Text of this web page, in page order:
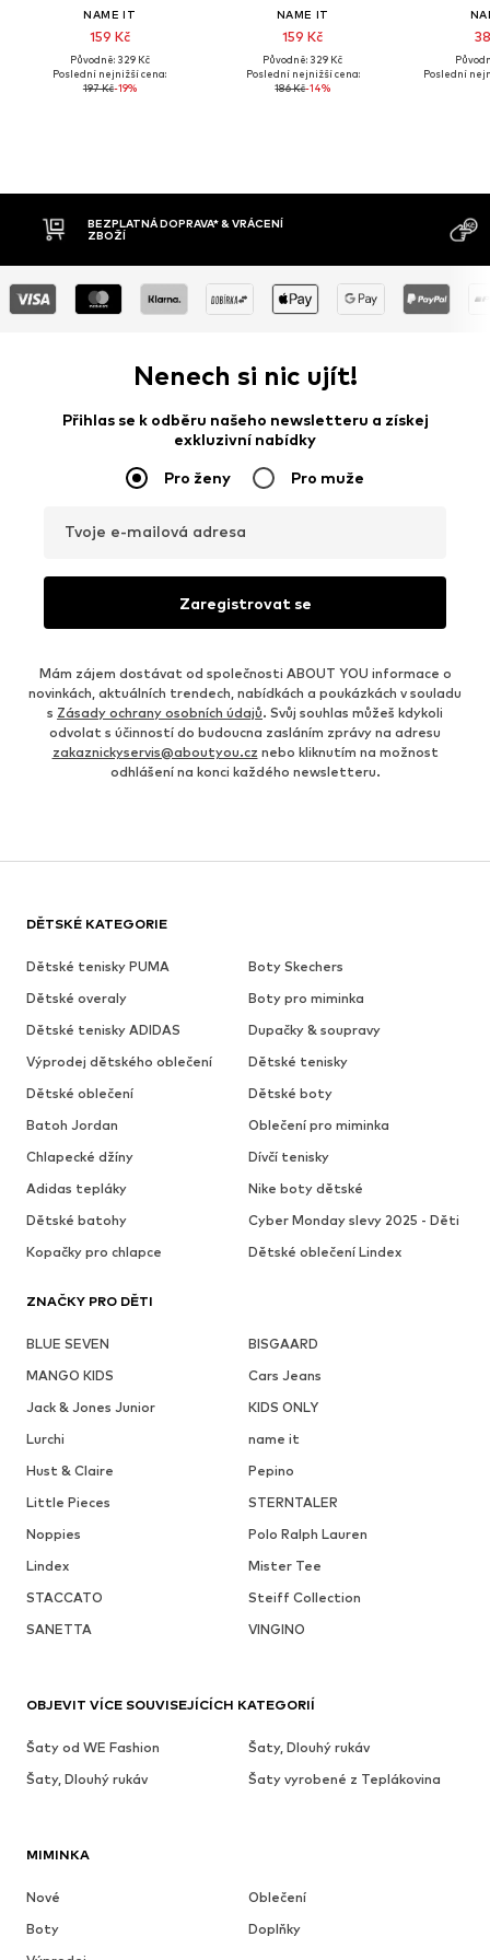
NAME IT
159 Kč
Původně: 329 Kč
Poslední nejnižší cena:
197 Kč-19%
NAME IT
159 Kč
Původně: 329 Kč
Poslední nejnižší cena:
186 Kč-14%
Poslední
BEZPLATNÁ DOPRAVA* & VRÁCENÍ
ZBOŽÍ
Nenech si nic ujít!
Přihlas se k odběru našeho newsletteru a získej
exkluzivní nabídky
Pro ženy Pro muže
Tvoje e-mailová adresa
Zaregistrovat se
Mám zájem dostávat od společnosti ABOUT YOU informace o
novinkách, aktuálních trendech, nabídkách a poukázkách v souladu
s Zásady ochrany osobních údajů. Svůj souhlas můžeš kdykoli
odvolat s účinností do budoucna zasláním zprávy na adresu
zakaznickyservis@aboutyou.cz nebo kliknutím na možnost
odhlášení na konci každého newsletteru.
DĚTSKÉ KATEGORIE
Dětské tenisky PUMA
Boty Skechers
Dětské overaly
Boty pro miminka
Dětské tenisky ADIDAS
Dupačky & soupravy
Výprodej dětského oblečení
Dětské tenisky
Dětské oblečení
Dětské boty
Batoh Jordan
Oblečení pro miminka
Chlapecké džíny
Dívčí tenisky
Adidas tepláky
Nike boty dětské
Dětské batohy
Cyber Monday slevy 2025 - Děti
Kopačky pro chlapce
Dětské oblečení Lindex
ZNAČKY PRO DĚTI
BLUE SEVEN
BISGAARD
MANGO KIDS
Cars Jeans
Jack & Jones Junior
KIDS ONLY
Lurchi
name it
Hust & Claire
Pepino
Little Pieces
STERNTALER
Noppies
Polo Ralph Lauren
Lindex
Mister Tee
STACCATO
Steiff Collection
SANETTA
VINGINO
MIMINKA
Nové
Oblečení
Boty
Doplňky
OBJEVIT VÍCE SOUVISEJÍCÍCH KATEGORIÍ
Šaty od WE Fashion
Šaty, Dlouhý rukáv
Šaty, Dlouhý rukáv
Šaty vyrobené z Teplákovina